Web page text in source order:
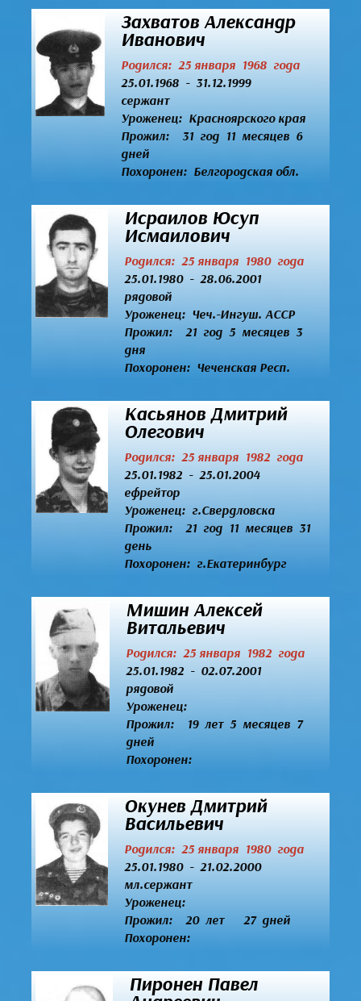
Захватов Александр
Иванович
Родился: 25 января 1968 года
25.01.1968 - 31.12.1999
сержант
Уроженец:Красноярского края
Прожил: 31 год 11 месяцев 6
дней
Похоронен: Белгородская обл.
Исраилов Юсуп
Исмаилович
Родился: 25 января 1980 года
25.01.1980 - 28.06.2001
рядовой
Уроженец: Чеч.-Ингуш. АССР
Прожил: 21 год 5 месяцев 3
дня
Похоронен: Чеченская Респ.
Касьянов Дмитрий
Олегович
Родился: 25 января 1982 года
25.01.1982 - 25.01.2004
ефрейтор
Уроженец:г.Свердловска
Прожил: 21 год 11 месяцев 31
день
Похоронен: г.Екатеринбург
Мишин Алексей
Витальевич
Родился: 25 января 1982 года
25.01.1982 - 02.07.2001
рядовой
Уроженец:
Прожил: 19 лет 5 месяцев 7
дней
Похоронен:
Окунев Дмитрий
Васильевич
Родился: 25 января 1980 года
25.01.1980 - 21.02.2000
мл.сержант
Уроженец:
Прожил: 20 лет 27 дней
Похоронен:
Пиронен Павел